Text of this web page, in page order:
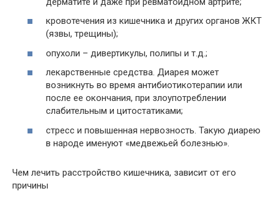
кровотечения из кишечника и других органов ЖКТ
(язвы, трещины);
опухоли – дивертикулы, полипы и т.д.;
лекарственные средства. Диарея может
возникнуть во время антибиотикотерапии или
после ее окончания, при злоупотреблении
слабительным и цитостатиками;
стресс и повышенная нервозность. Такую диарею
в народе именуют «медвежьей болезнью».
Чем лечить расстройство кишечника, зависит от его
причины